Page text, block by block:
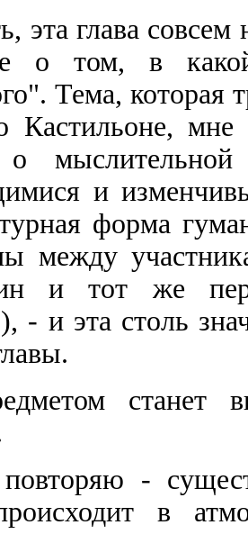
эта глава
о том, в
Тема, которая
Кастильоне,
мыслительной
и
форма
между
и тот же
- и эта столь
станет
-
в